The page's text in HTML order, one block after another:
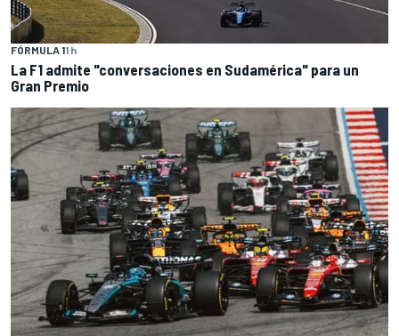
FÓRMULA 11 h
La F1 admite "conversaciones en Sudamérica" para un
Gran Premio